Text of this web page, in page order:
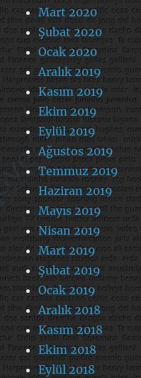
Mart 2020
Şubat 2020
Ocak 2020
Aralık 2019
Kasım 2019
Ekim 2019
Eylül 2019
Ağustos 2019
Temmuz 2019
Haziran 2019
Mayıs 2019
Nisan 2019
Mart 2019
Şubat 2019
Ocak 2019
Aralık 2018
Kasım 2018
Ekim 2018
Eylül 2018